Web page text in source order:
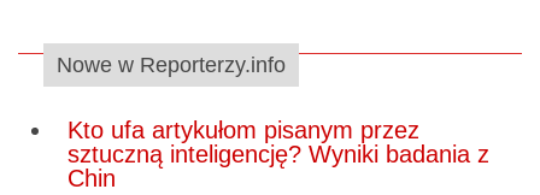
Nowe w Reporterzy.info
Kto ufa artykułom pisanym przez
sztuczną inteligencję? Wyniki badania z
Chin